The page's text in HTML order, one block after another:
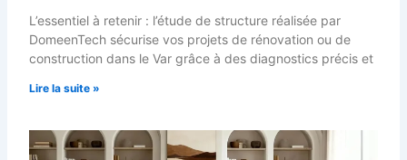
L’essentiel à retenir : l’étude de structure réalisée par
DomeenTech sécurise vos projets de rénovation ou de
construction dans le Var grâce à des diagnostics précis et
Lire la suite »